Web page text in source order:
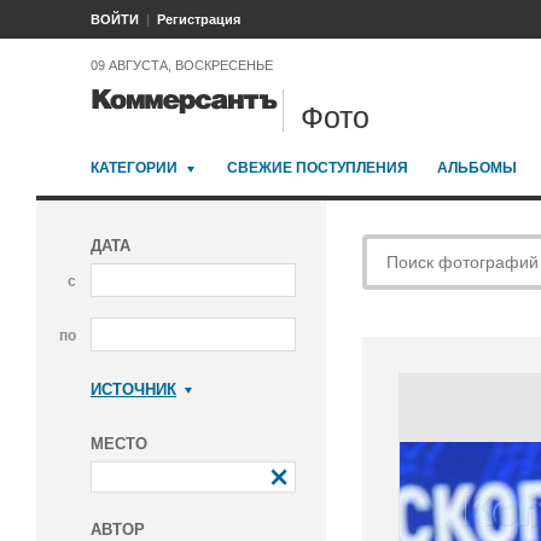
ВОЙТИ Регистрация
09 АВГУСТА, ВОСКРЕСЕНЬЕ
Фото
КАТЕГОРИИ СВЕЖИЕ ПОСТУПЛЕНИЯ АЛЬБОМЫ
ДАТА
с
по
ИСТОЧНИК
МЕСТО
АВТОР